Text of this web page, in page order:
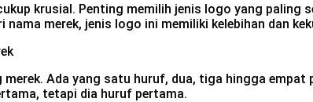
krusial. Penting memilih jenis logo yang paling
merek, jenis logo ini memiliki kelebihan dan
Ada yang satu huruf, dua, tiga hingga
tetapi dia huruf pertama.